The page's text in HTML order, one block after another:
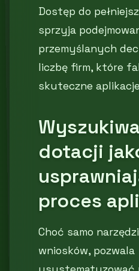
Dostęp do
sprzyja
przemyślanych
liczbę firm, które
skuteczne
dotacji
proces
Choć samo
wniosków, pozwala